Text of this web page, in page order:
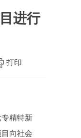
进行
打印
精特新
向社会